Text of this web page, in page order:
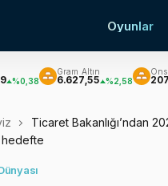
Oyunlar
Gram Altın
6.627,55 %2,58
Ons Altın
207.152,76
Ticaret Bakanlığı’ndan
hedefte